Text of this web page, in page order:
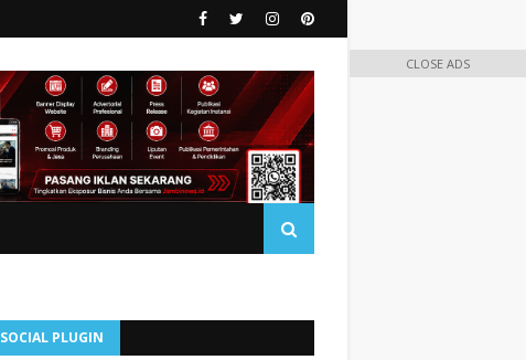
CLOSE ADS
SOCIAL PLUGIN